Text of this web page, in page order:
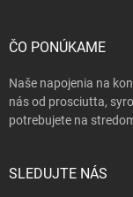
ČO PONÚKAME
Naše napojenia na
nás od prosciutta,
potrebujete na
SLEDUJTE NÁS